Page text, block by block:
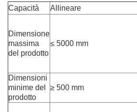
Capacità
Allineare
Dimensione
massima
del prodotto
≤ 5000 mm
Dimensioni
minime del
prodotto
≥ 500 mm